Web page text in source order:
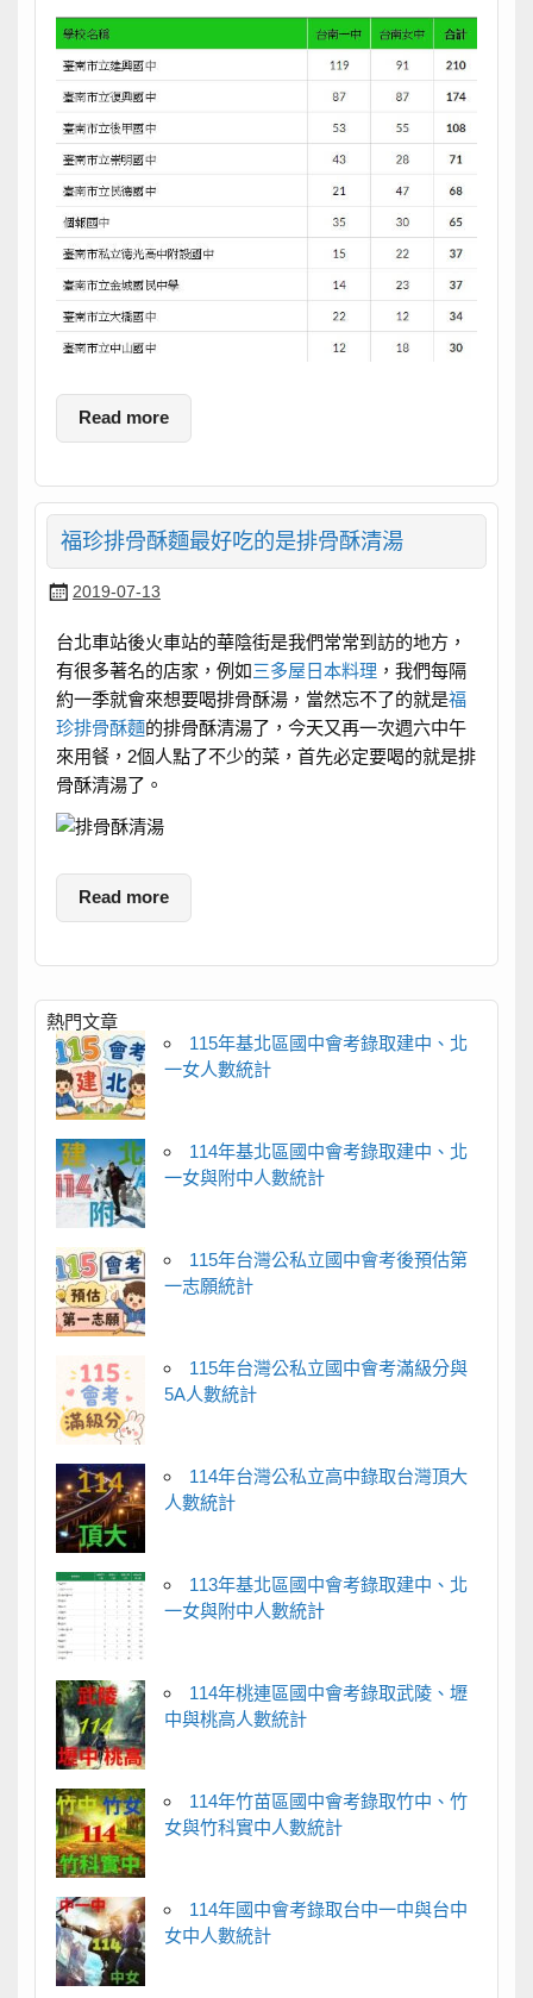
Read more
福珍排骨酥麵最好吃的是排骨酥清湯
2019-07-13
台北車站後火車站的華陰街是我們常常到訪的地方，
有很多著名的店家，例如三多屋日本料理，我們每隔
約一季就會來想要喝排骨酥湯，當然忘不了的就是福
珍排骨酥麵的排骨酥清湯了，今天又再一次週六中午
來用餐，2個人點了不少的菜，首先必定要喝的就是排
骨酥清湯了。
Read more
熱門文章
115年基北區國中會考錄取建中、北
一女人數統計
114年基北區國中會考錄取建中、北
一女與附中人數統計
115年台灣公私立國中會考後預估第
一志願統計
115年台灣公私立國中會考滿級分與
5A人數統計
114年台灣公私立高中錄取台灣頂大
人數統計
113年基北區國中會考錄取建中、北
一女與附中人數統計
114年桃連區國中會考錄取武陵、壢
中與桃高人數統計
114年竹苗區國中會考錄取竹中、竹
女與竹科實中人數統計
114年國中會考錄取台中一中與台中
女中人數統計